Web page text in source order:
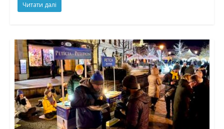
Читати далі